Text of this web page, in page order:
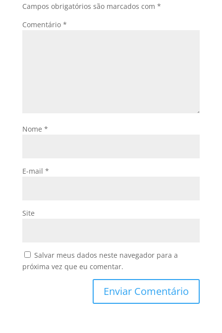
Campos obrigatórios são marcados com *
Comentário *
Nome *
E-mail *
Site
Salvar meus dados neste navegador para a
próxima vez que eu comentar.